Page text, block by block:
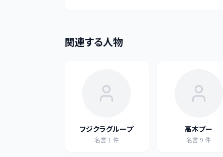
関連する人物
フジクラグループ
名言 1 件
高木ブー
名言 9 件